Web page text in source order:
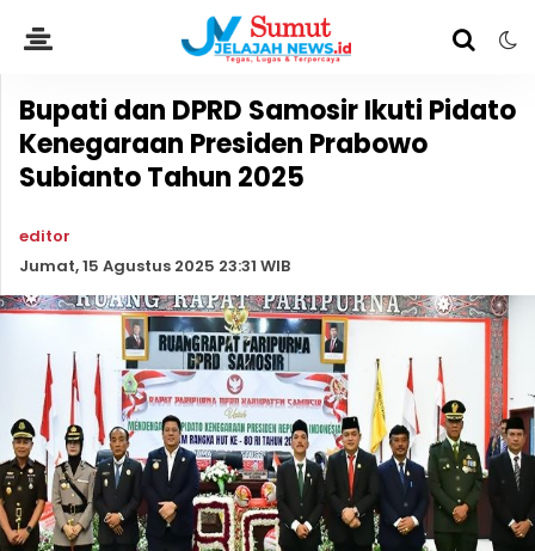
Bupati dan DPRD Samosir Ikuti Pidato
Kenegaraan Presiden Prabowo
Subianto Tahun 2025
editor
Jumat, 15 Agustus 2025 23:31 WIB